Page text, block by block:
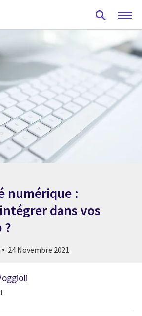
numérique :
dans vos
?
24 Novembre 2021